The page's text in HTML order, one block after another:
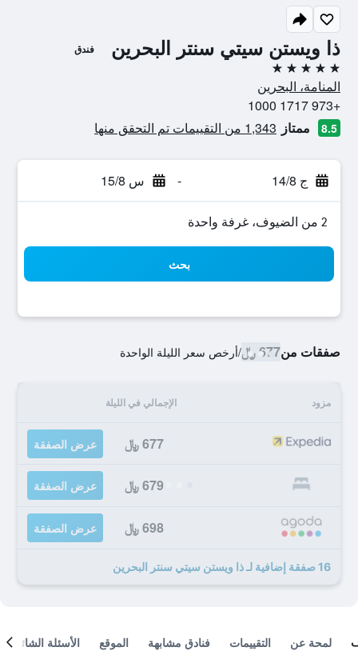
ذا ويستن سيتي سنتر البحرين فندق
5 نجوم
المنامة، البحرين
+973 1717 1000
8.5 ممتاز 1,343 من التقييمات تم التحقق منها
ج 14/8 - س 15/8
2 من الضيوف، غرفة واحدة
بحث
صفقات من677 ﷼ /أرخص سعر الليلة الواحدة
مزود الإجمالي في الليلة
677 ﷼ عرض الصفقة
679 ﷼ عرض الصفقة
698 ﷼ عرض الصفقة
16 صفقة إضافية لـ ذا ويستن سيتي سنتر البحرين
لمحة عن التقييمات فنادق مشابهة الموقع الأسئلة الشائعة